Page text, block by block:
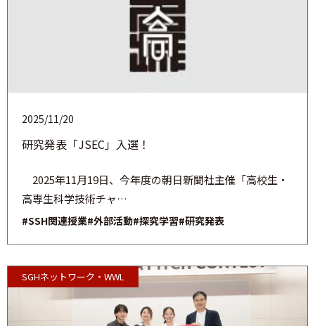
研究発表「JSEC」入選！
2025/11/20
2025年11月19日、今年度の朝日新聞社主催「高校生・
高専生科学技術チャ…
#SSH関連授業#外部活動#探究学習#研究発表
SGHネットワーク・WWL